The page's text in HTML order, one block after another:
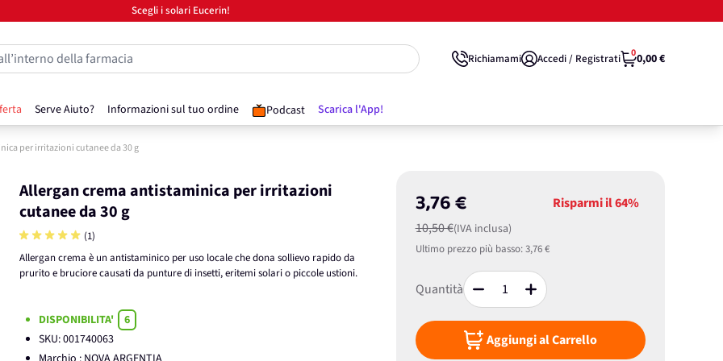
Scegli i solari Eucerin!
Serve Aiuto? Informazioni sul tuo ordine Podcast Scarica l'App!
della farmacia Richiamami Accedi / Registrati 00,00 €
per irritazioni cutanee da 30 g
Allergan crema antistaminica per irritazioni
cutanee da 30 g
(1)
Allergan crema è un antistaminico per uso locale che dona sollievo rapido da
prurito e bruciore causati da punture di insetti, eritemi solari o piccole ustioni.
3,76 €
10,50 €(IVA inclusa)
Risparmi il64%
Ultimo prezzo più basso:3,76 €
Quantità
Aggiungi al Carrello
DISPONIBILITA'
6
SKU:001740063